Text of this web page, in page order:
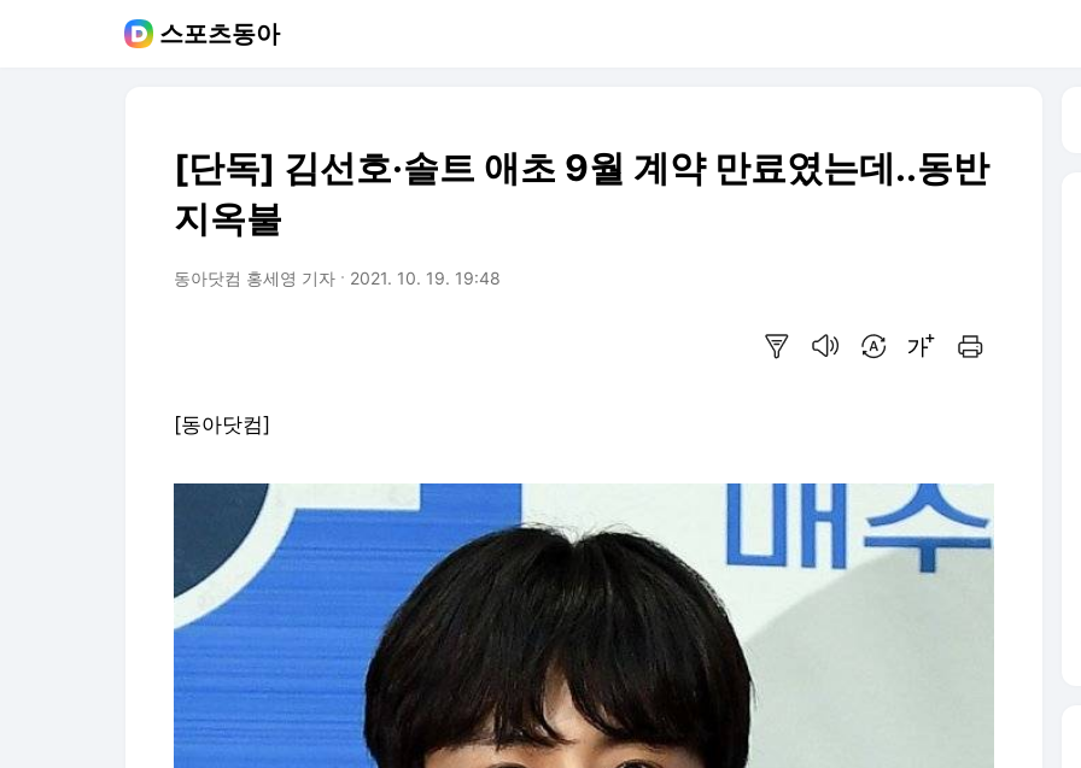
스포츠동아
[단독] 김선호·솔트 애초 9월 계약 만료였는데..동반
지옥불
동아닷컴 홍세영 기자 2021. 10. 19. 19:48
[동아닷컴]